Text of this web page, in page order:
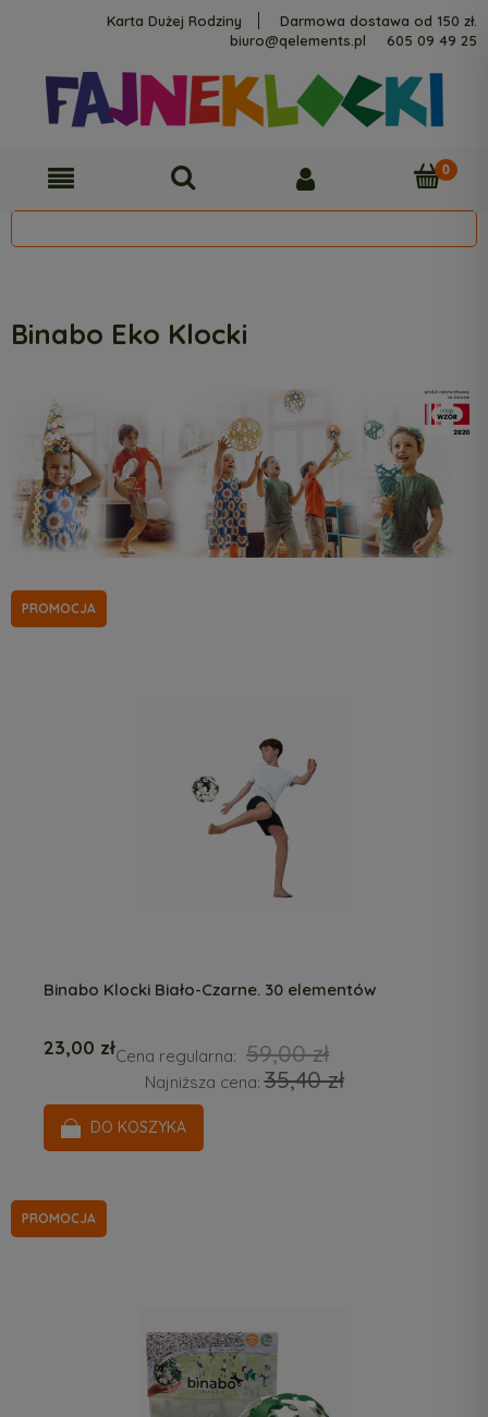
Karta Dużej Rodziny
Darmowa dostawa od 150 zł.
biuro@qelements.pl
605 09 49 25
Binabo Eko Klocki
Binabo Klocki Biało-Czarne. 30 elementów
23,00 złCena regularna: 59,00 zł
Najniższa cena:35,40 zł
DO KOSZYKA
PROMOCJA
PROMOCJA